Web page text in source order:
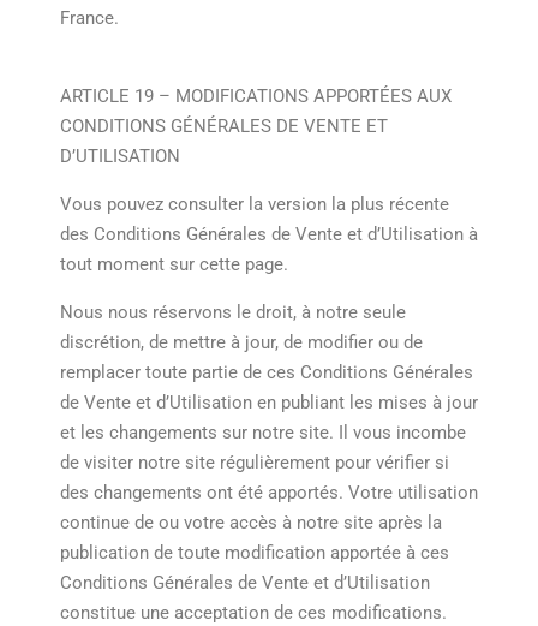
France.
ARTICLE 19 – MODIFICATIONS APPORTÉES AUX
CONDITIONS GÉNÉRALES DE VENTE ET
D’UTILISATION
Vous pouvez consulter la version la plus récente
des Conditions Générales de Vente et d’Utilisation à
tout moment sur cette page.
Nous nous réservons le droit, à notre seule
discrétion, de mettre à jour, de modifier ou de
remplacer toute partie de ces Conditions Générales
de Vente et d’Utilisation en publiant les mises à jour
et les changements sur notre site. Il vous incombe
de visiter notre site régulièrement pour vérifier si
des changements ont été apportés. Votre utilisation
continue de ou votre accès à notre site après la
publication de toute modification apportée à ces
Conditions Générales de Vente et d’Utilisation
constitue une acceptation de ces modifications.